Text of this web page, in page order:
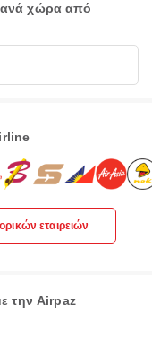
ανά χώρα από
εταιρειών
την Airpaz